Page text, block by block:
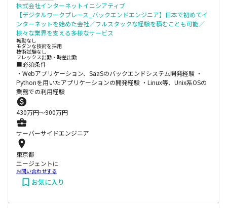
株式会社インターネットイニシアティブ
【デジタルワークプレース_バックエンドエンジニア】日本で初めてイ
ンターネットを始めた会社／フルスタックな経験を積むことも可能／
様々な業界を支える多様なサービス
転勤なし
モダンな技術を採用
技術試験なし
フレックス出勤・時差出勤
■必須条件
・Webアプリケーション、SaaSのバックエンドシステム開発経験 ・
Pythonを用いたアプリケーションの開発経験 ・Linux等、Unix系OSの
業務での利用経験
430万円〜900万円
サーバーサイドエンジニア
東京都
エージェントに
お問い合わせする
お気に入り